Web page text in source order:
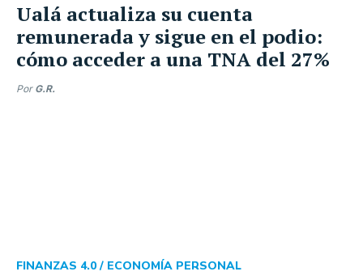
Ualá actualiza su cuenta
remunerada y sigue en el podio:
cómo acceder a una TNA del 27%
Por G.R.
FINANZAS 4.0 / ECONOMÍA PERSONAL